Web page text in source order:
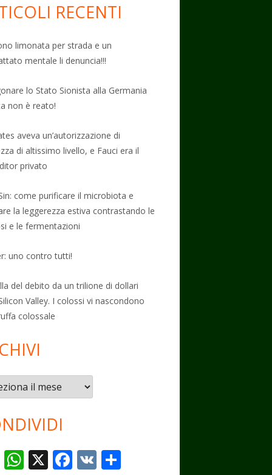
RECENTI
limonata per strada e un
mentale li denuncia!!!
lo Stato Sionista alla Germania
non è reato!
aveva un’autorizzazione di
di altissimo livello, e Fauci era il
privato
come purificare il microbiota e
la leggerezza estiva contrastando le
e le fermentazioni
uno contro tutti!
del debito da un trilione di dollari
Valley. I colossi vi nascondono
colossale
T W X F V